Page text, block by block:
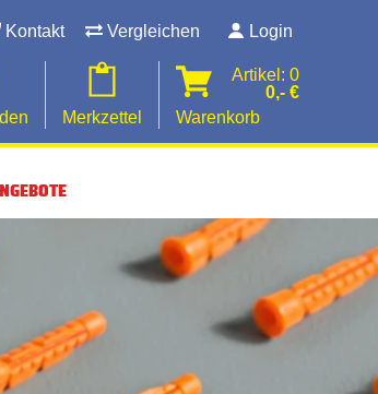
Kontakt Vergleichen Login
Merkzettel
Artikel: 0
0,- €
Warenkorb